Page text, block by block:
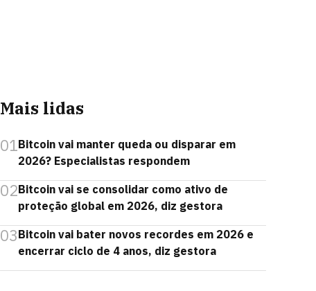
Mais lidas
01Bitcoin vai manter queda ou disparar em
2026? Especialistas respondem
02Bitcoin vai se consolidar como ativo de
proteção global em 2026, diz gestora
03Bitcoin vai bater novos recordes em 2026 e
encerrar ciclo de 4 anos, diz gestora